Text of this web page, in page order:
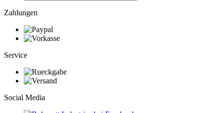
Zahlungen
Service
Social Media